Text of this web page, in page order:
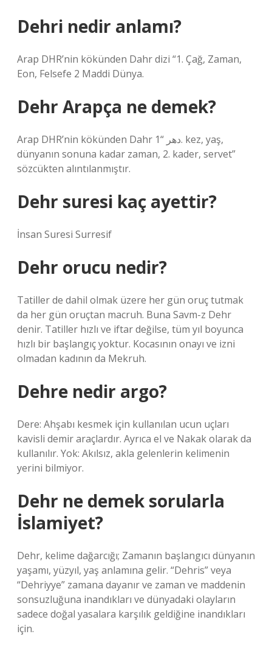
Dehri nedir anlamı?
Arap DHR’nin kökünden Dahr dizi “1. Çağ, Zaman,
Eon, Felsefe 2 Maddi Dünya.
Dehr Arapça ne demek?
Arap DHR’nin kökünden Dahr دهر “1. kez, yaş,
dünyanın sonuna kadar zaman, 2. kader, servet”
sözcükten alıntılanmıştır.
Dehr suresi kaç ayettir?
İnsan Suresi Surresif
Dehr orucu nedir?
Tatiller de dahil olmak üzere her gün oruç tutmak
da her gün oruçtan macruh. Buna Savm-z Dehr
denir. Tatiller hızlı ve iftar değilse, tüm yıl boyunca
hızlı bir başlangıç ​​yoktur. Kocasının onayı ve izni
olmadan kadının da Mekruh.
Dehre nedir argo?
Dere: Ahşabı kesmek için kullanılan ucun uçları
kavisli demir araçlardır. Ayrıca el ve Nakak olarak da
kullanılır. Yok: Akılsız, akla gelenlerin kelimenin
yerini bilmiyor.
Dehr ne demek sorularla
İslamiyet?
Dehr, kelime dağarcığı; Zamanın başlangıcı dünyanın
yaşamı, yüzyıl, yaş anlamına gelir. “Dehris” veya
“Dehriyye” zamana dayanır ve zaman ve maddenin
sonsuzluğuna inandıkları ve dünyadaki olayların
sadece doğal yasalara karşılık geldiğine inandıkları
için.